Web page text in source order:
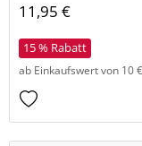
11,95 €
15 % Rabatt
ab Einkaufswert von 10